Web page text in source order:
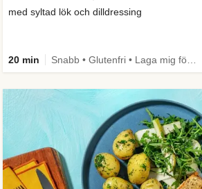
med syltad lök och dilldressing
20 min